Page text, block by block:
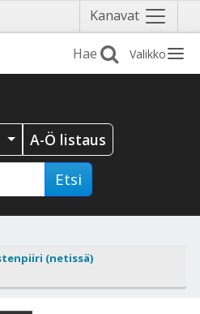
Kanavat Näytä
valikko
Valikko
A-Ö listaus
Etsi
(netissä)